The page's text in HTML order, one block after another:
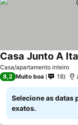
Casa/apartamento inteiro
Casa Junto A
8,2 Muito boa 18
Selecione as datas
exatos.